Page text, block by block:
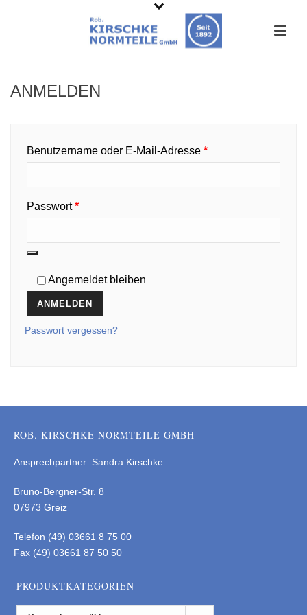
ANMELDEN
Benutzername oder E-Mail-Adresse *Erforderlich
Passwort*Erforderlich
Angemeldet bleiben
ANMELDEN
Passwort vergessen?
ROB. KIRSCHKE NORMTEILE GMBH
Ansprechpartner: Sandra Kirschke
Bruno-Bergner-Str. 8
07973 Greiz
Telefon (49) 03661 8 75 00
Fax (49) 03661 87 50 50
PRODUKTKATEGORIEN